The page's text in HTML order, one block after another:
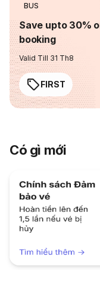
BUS
Save upto 30%
booking
Valid Till 31 Th8
FIRST
Có gì mới